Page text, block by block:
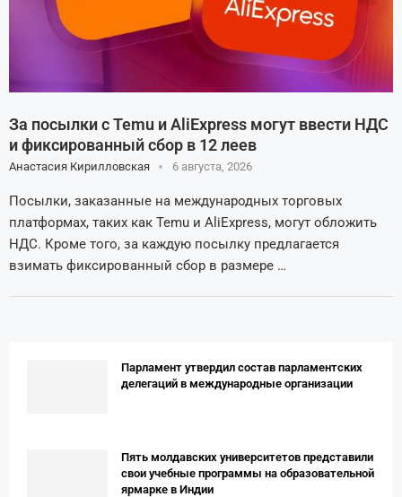
За посылки с Temu и AliExpress могут ввести НДС
и фиксированный сбор в 12 леев
Анастасия Кирилловская 6 августа, 2026
Посылки, заказанные на международных торговых
платформах, таких как Temu и AliExpress, могут обложить
НДС. Кроме того, за каждую посылку предлагается
взимать фиксированный сбор в размере …
Парламент утвердил состав парламентских
делегаций в международные организации
Пять молдавских университетов представили
свои учебные программы на образовательной
ярмарке в Индии